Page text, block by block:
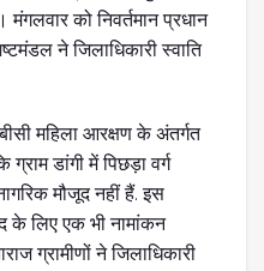
को निवर्तमान प्रधान
ने जिलाधिकारी स्वाति
महिला आरक्षण के अंतर्गत
डांगी में पिछड़ा वर्ग
मौजूद नहीं हैं. इस
के लिए एक भी नामांकन
ग्रामीणों ने जिलाधिकारी